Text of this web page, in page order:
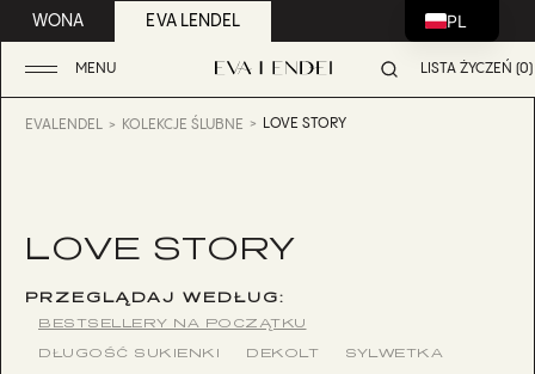
WONA EVA LENDEL
MENU LISTA ŻYCZEŃ (0)
EVALENDEL KOLEKCJE ŚLUBNE LOVE STORY
LOVE STORY
PRZEGLĄDAJ WEDŁUG:
BESTSELLERY NA POCZĄTKU
DŁUGOŚĆ SUKIENKI
DEKOLT
SYLWETKA
PL